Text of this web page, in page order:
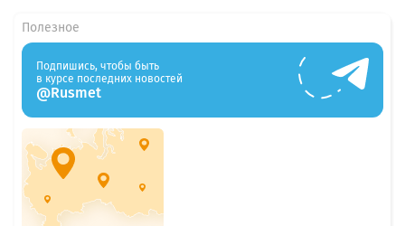
Полезное
Подпишись, чтобы быть
в курсе последних новостей
@Rusmet